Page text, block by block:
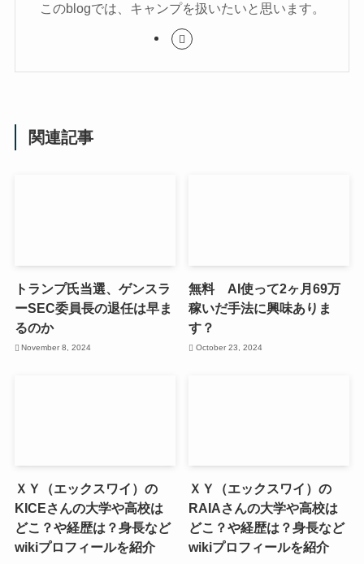
このblogでは、キャンプを扱いたいと思います。
関連記事
トランプ氏当選、ゲンスラ
ーSEC委員長の退任は早ま
るのか
November 8, 2024
無料 AI使って2ヶ月69万
稼いだ手法に興味ありま
す？
October 23, 2024
ＸＹ（エックスワイ）の
KICEさんの大学や高校は
どこ？や経歴は？身長など
wikiプロフィールを紹介
ＸＹ（エックスワイ）の
RAIAさんの大学や高校は
どこ？や経歴は？身長など
wikiプロフィールを紹介